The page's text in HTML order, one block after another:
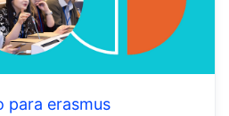
para erasmus